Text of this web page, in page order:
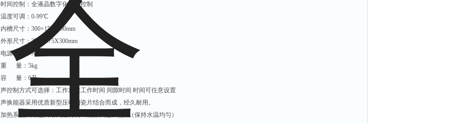
时间控制：全液晶数字化程序控制
温度可调：0-99℃
内槽尺寸：300×150×150mm
外形尺寸：330X175X300mm
电源电压：AC220V/50Hz
重 量：5kg
容 量：6升
声控制方式可选择：工作次数工作时间 间隙时间 时间可任意设置
声换能器采用优质新型压电陶瓷片结合而成，经久耐用。
加热系统采用进口耐高温材料：底部四边加热 （保持水温均匀）